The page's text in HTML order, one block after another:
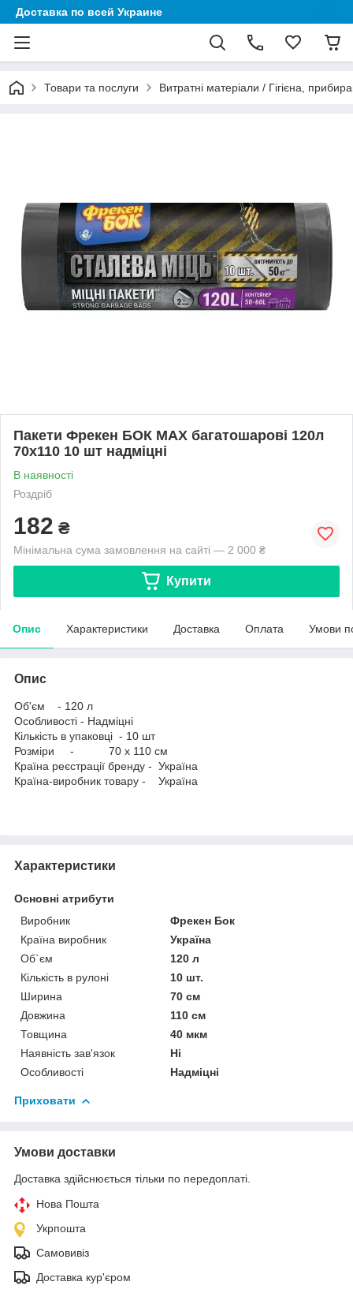
Доставка по всей Украине
Товари та послуги Витратні матеріали / Гігієна,
Пакети Фрекен БОК MAX багатошарові 120л
70х110 10 шт надміцні
В наявності
Роздріб
182 ₴
Мінімальна сума замовлення на сайті — 2 000 ₴
Купити
Опис Характеристики Доставка Оплата Умови
Опис
Об'єм - 120 л
Особливості - Надміцні
Кількість в упаковці - 10 шт
Розміри - 70 x 110 см
Країна реєстрації бренду - Україна
Країна-виробник товару - Україна
Характеристики
Основні атрибути
Виробник
Фрекен Бок
Країна виробник
Україна
Об`єм
120 л
Кількість в рулоні
10 шт.
Ширина
70 см
Довжина
110 см
Товщина
40 мкм
Наявність зав'язок
Ні
Особливості
Надміцні
Приховати
Умови доставки
Доставка здійснюється тільки по передоплаті.
Нова Пошта
Укрпошта
Самовивіз
Доставка кур'єром